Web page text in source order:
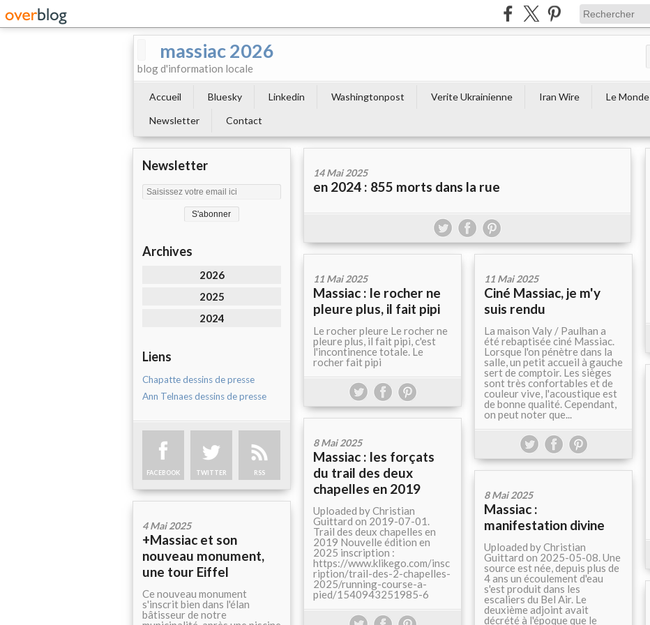
massiac 2026
blog d'information locale
Accueil Bluesky Linkedin Washingtonpost Verite Ukrainienne Iran Wire Le Monde
Newsletter
Contact
Newsletter
Archives
2026
2025
2024
Liens
Chapatte dessins de presse
Ann Telnaes dessins de presse
FACEBOOK TWITTER RSS
14 Mai 2025
en 2024 : 855 morts dans la rue
11 Mai 2025
Massiac : le rocher ne
pleure plus, il fait pipi
Le rocher pleure Le rocher ne
pleure plus, il fait pipi, c'est
l'incontinence totale. Le
rocher fait pipi
11 Mai 2025
Ciné Massiac, je m'y
suis rendu
La maison Valy / Paulhan a
été rebaptisée ciné Massiac.
Lorsque l'on pénètre dans la
salle, un petit accueil à gauche
sert de comptoir. Les sièges
sont très confortables et de
couleur vive, l'acoustique est
de bonne qualité. Cependant,
on peut noter que...
8 Mai 2025
Massiac : les forçats
du trail des deux
chapelles en 2019
Uploaded by Christian
Guittard on 2019-07-01.
Trail des deux chapelles en
2019 Nouvelle édition en
2025 inscription :
https://www.klikego.com/insc
ription/trail-des-2-chapelles-
2025/running-course-a-
pied/1540943251985-6
8 Mai 2025
Massiac :
manifestation divine
Uploaded by Christian
Guittard on 2025-05-08. Une
source est née, depuis plus de
4 ans un écoulement d'eau
s'est produit dans les
escaliers du Bel Air. Le
deuxième adjoint avait
décrété à l'époque que le
4 Mai 2025
+Massiac et son
nouveau monument,
une tour Eiffel
Ce nouveau monument
s'inscrit bien dans l'élan
bâtisseur de notre